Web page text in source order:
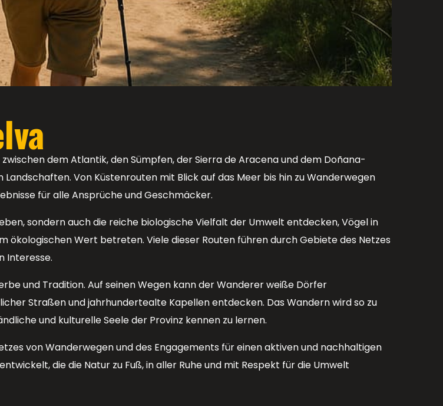
dem Atlantik, den Sümpfen, der Sierra de Aracena und dem Doñana-
Von Küstenrouten mit Blick auf das Meer bis hin zu Wanderwegen
für alle Ansprüche und Geschmäcker.
sondern auch die reiche biologische Vielfalt der Umwelt entdecken, Vögel in
Wert betreten. Viele dieser Routen führen durch Gebiete des Netzes
Interesse.
und Tradition. Auf seinen Wegen kann der Wanderer weiße Dörfer
Straßen und jahrhundertealte Kapellen entdecken. Das Wandern wird so zu
und kulturelle Seele der Provinz kennen zu lernen.
von Wanderwegen und des Engagements für einen aktiven und nachhaltigen
die die Natur zu Fuß, in aller Ruhe und mit Respekt für die Umwelt